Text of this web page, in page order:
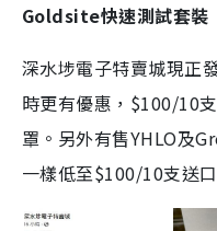
Goldsite快速測試套裝
深水埗電子特賣城現正
時更有優惠，$100/10
罩。另外有售YHLO及
一樣低至$100/10支送